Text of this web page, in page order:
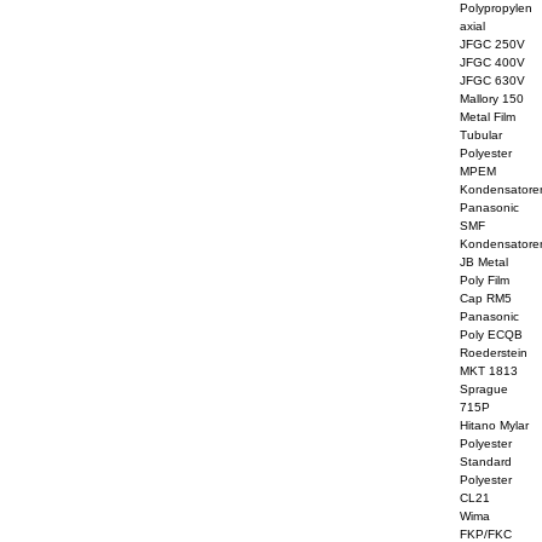
Polypropylen
axial
JFGC 250V
JFGC 400V
JFGC 630V
Mallory 150
Metal Film
Tubular
Polyester
MPEM
Panasonic
SMF
JB Metal
Poly Film
Cap RM5
Panasonic
Poly ECQB
Roederstein
MKT 1813
Sprague
715P
Hitano Mylar
Polyester
Standard
Polyester
CL21
Wima
FKP/FKC